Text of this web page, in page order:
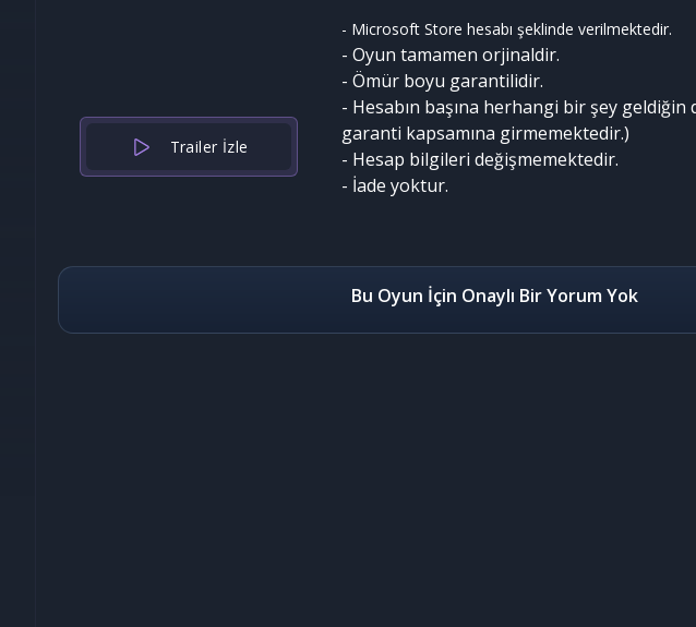
Trailer İzle
- Microsoft Store hesabı şeklinde verilmektedir.
- Oyun tamamen orjinaldir.
- Ömür boyu garantilidir.
- Hesabın başına herhangi bir şey
garanti kapsamına girmemektedir.)
- Hesap bilgileri değişmemektedir.
- İade yoktur.
Bu Oyun İçin Onaylı Bir Yorum Yok